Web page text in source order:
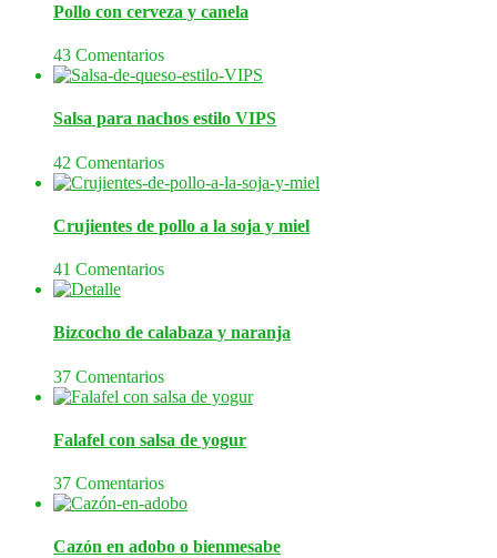
Pollo con cerveza y canela
43 Comentarios
Salsa para nachos estilo VIPS
42 Comentarios
Crujientes de pollo a la soja y miel
41 Comentarios
Bizcocho de calabaza y naranja
37 Comentarios
Falafel con salsa de yogur
37 Comentarios
Cazón en adobo o bienmesabe